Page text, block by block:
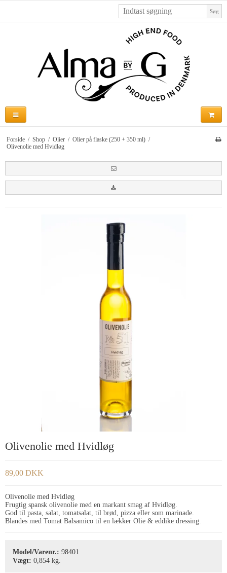
Søg
Forside / Shop / Olier / Olier på flaske (250 + 350 ml) /
Olivenolie med Hvidløg
Olivenolie med Hvidløg
89,00 DKK
Olivenolie med Hvidløg
Frugtig spansk olivenolie med en markant smag af Hvidløg.
God til pasta, salat, tomatsalat, til brød, pizza eller som marinade.
Blandes med Tomat Balsamico til en lækker Olie & eddike dressing.
Model/Varenr.: 98401
Vægt: 0,854 kg.